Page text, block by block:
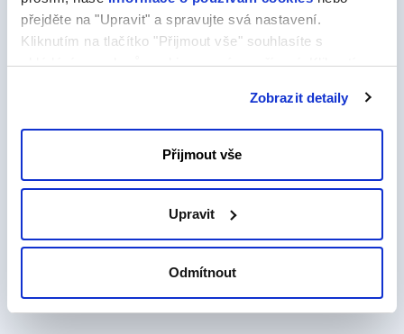
přejděte na "Upravit" a spravujte svá nastavení.
Kliknutím na tlačítko "Přijmout vše" souhlasíte s
ukládáním souborů cookie ve svém zařízení. Kliknutím
Zobrazit detaily
Přijmout vše
Upravit
Odmítnout
tvorba webu pomocí intuitivního editoru
39,00 Kč
za měsíc
Koupit s doménou